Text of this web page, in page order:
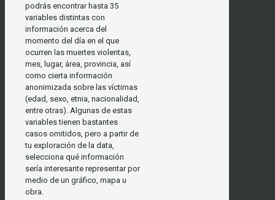
podrás encontrar hasta 35
variables distintas con
información acerca del
momento del día en el que
ocurren las muertes violentas,
mes, lugar, área, provincia, así
como cierta información
anonimizada sobre las víctimas
(edad, sexo, etnia, nacionalidad,
entre otras). Algunas de estas
variables tienen bastantes
casos omitidos, pero a partir de
tu exploración de la data,
selecciona qué información
sería interesante representar por
medio de un gráfico, mapa u
obra.